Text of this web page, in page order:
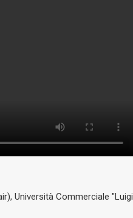
Università Commerciale "Luigi